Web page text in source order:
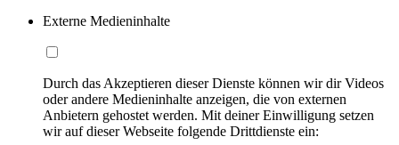
Externe Medieninhalte
Durch das Akzeptieren dieser Dienste können wir dir Videos
oder andere Medieninhalte anzeigen, die von externen
Anbietern gehostet werden. Mit deiner Einwilligung setzen
wir auf dieser Webseite folgende Drittdienste ein: